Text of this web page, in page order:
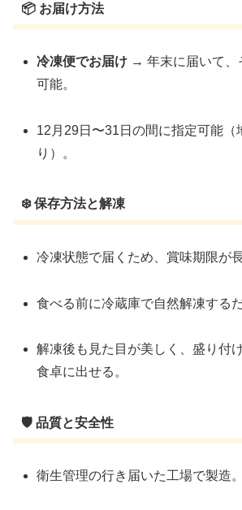
📦 お届け方法
冷凍便でお届け → 年末に届いて、
可能。
12月29日〜31日の間に指定可能（
り）。
❄️ 保存方法と解凍
冷凍状態で届くため、賞味期限が
食べる前に冷蔵庫で自然解凍するだ
解凍後も見た目が美しく、盛り付
食卓に出せる。
🛡 品質と安全性
衛生管理の行き届いた工場で製造。